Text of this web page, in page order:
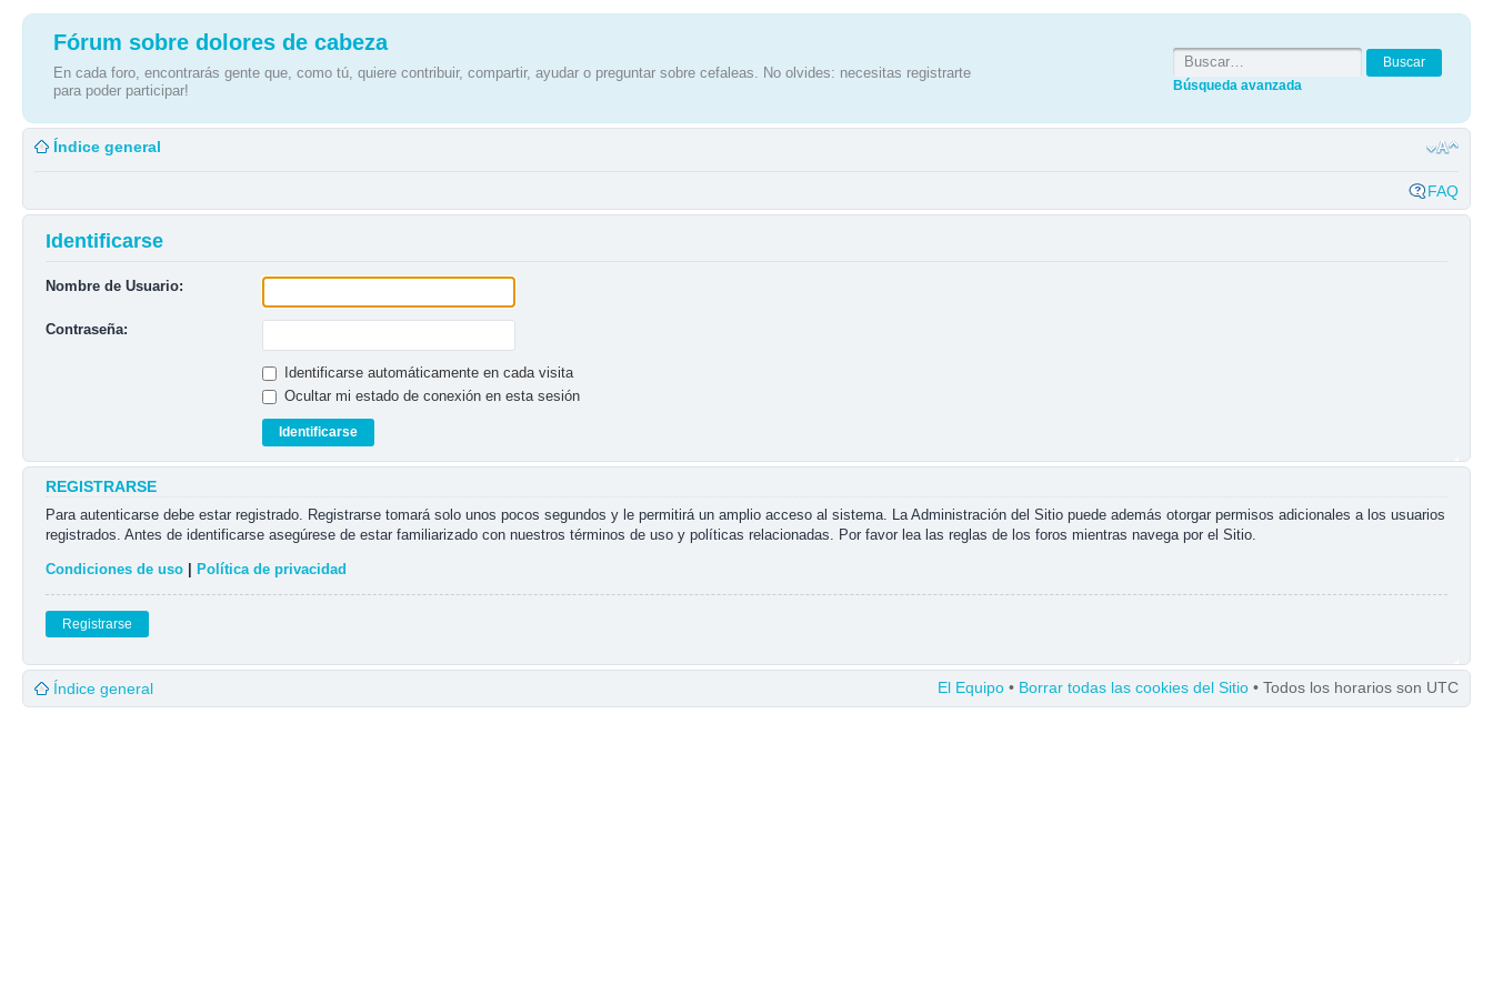
Fórum sobre dolores de cabeza
En cada foro, encontrarás gente que, como tú, quiere contribuir, compartir, ayudar o preguntar sobre cefaleas. No olvides: necesitas registrarte
para poder participar!
Búsqueda avanzada
Índice general
FAQ
Identificarse
Nombre de Usuario:
Contraseña:
Identificarse automáticamente en cada visita
Ocultar mi estado de conexión en esta sesión
REGISTRARSE
Para autenticarse debe estar registrado. Registrarse tomará solo unos pocos segundos y le permitirá un amplio acceso al sistema. La Administración del Sitio puede además otorgar permisos adicionales a los usuarios
registrados. Antes de identificarse asegúrese de estar familiarizado con nuestros términos de uso y políticas relacionadas. Por favor lea las reglas de los foros mientras navega por el Sitio.
Condiciones de uso Política de privacidad
Registrarse
Índice general El Equipo • Borrar todas las cookies del Sitio • Todos los horarios son UTC